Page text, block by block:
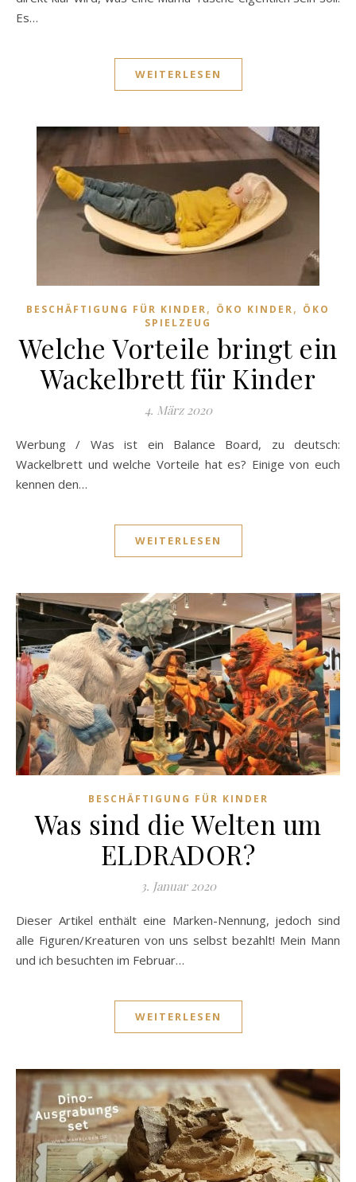
Es…
WEITERLESEN
BESCHÄFTIGUNG FÜR KINDER, ÖKO KINDER, ÖKO
SPIELZEUG
Welche Vorteile bringt ein
Wackelbrett für Kinder
4. März 2020
Werbung / Was ist ein Balance Board, zu deutsch:
Wackelbrett und welche Vorteile hat es? Einige von euch
kennen den…
WEITERLESEN
BESCHÄFTIGUNG FÜR KINDER
Was sind die Welten um
ELDRADOR?
3. Januar 2020
Dieser Artikel enthält eine Marken-Nennung, jedoch sind
alle Figuren/Kreaturen von uns selbst bezahlt! Mein Mann
und ich besuchten im Februar…
WEITERLESEN